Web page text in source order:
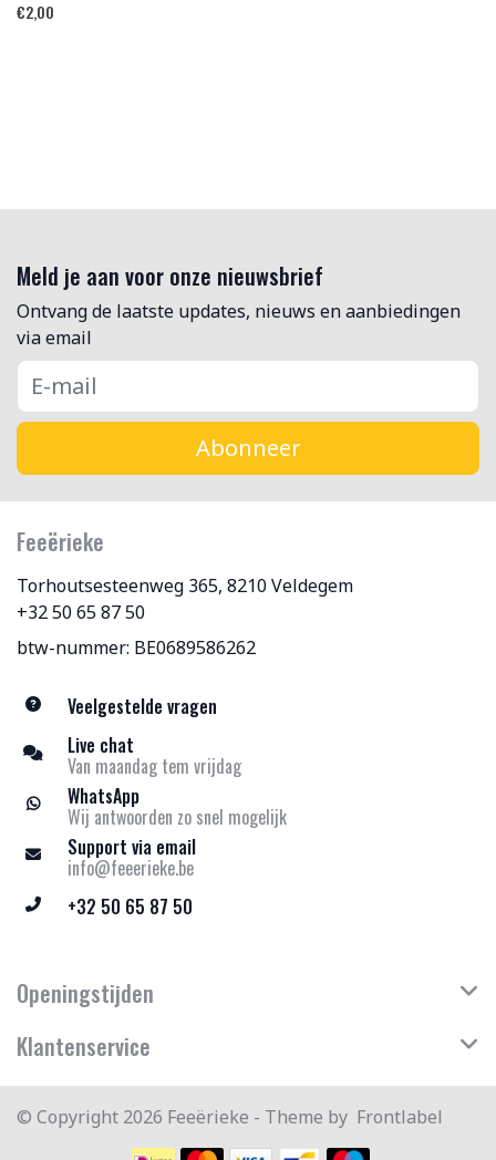
€2,00
Meld je aan voor onze nieuwsbrief
Ontvang de laatste updates, nieuws en aanbiedingen
via email
Abonneer
Feeërieke
Torhoutsesteenweg 365, 8210 Veldegem
+32 50 65 87 50
btw-nummer: BE0689586262
Veelgestelde vragen
Live chat
Van maandag tem vrijdag
WhatsApp
Wij antwoorden zo snel mogelijk
Support via email
info@feeerieke.be
+32 50 65 87 50
Openingstijden
Klantenservice
© Copyright 2026 Feeërieke - Theme by Frontlabel